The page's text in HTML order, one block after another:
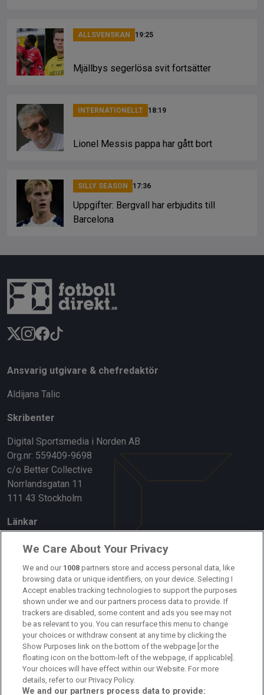
ALLSVENSKAN 19:25
Mjällbys segerlösa svit fortsätter
INTERNATIONELLT 18:19
Lionel Messis pappa har gått bort
SILLY SEASON 17:36
Uppgifter: Bergvall har erbjudits till
Barcelona
Ansvarig utgivare & chefredaktör
Aldijana Talic
Skribenter
Digital Sportsmedia i Norden AB
Org.nr: 559409-9698
c/o Better Collective
Norrlandsgatan 11
111 43 Stockholm
Länkar
Om oss
Kontakta oss
Kundtjänst
Sponsor: Rekatochklart
Annonsera på Fotbolldirekt
Redaktionell policy
Personuppgiftspolicy
We Care About Your Privacy
We and our 1008 partners store and access personal data, like
browsing data or unique identifiers, on your device. Selecting I
Accept enables tracking technologies to support the purposes
shown under we and our partners process data to provide. If
trackers are disabled, some content and ads you see may not
be as relevant to you. You can resurface this menu to change
your choices or withdraw consent at any time by clicking the
Show Purposes link on the bottom of the webpage [or the
floating icon on the bottom-left of the webpage, if applicable].
Your choices will have effect within our Website. For more
details, refer to our Privacy Policy.
We and our partners process data to provide: